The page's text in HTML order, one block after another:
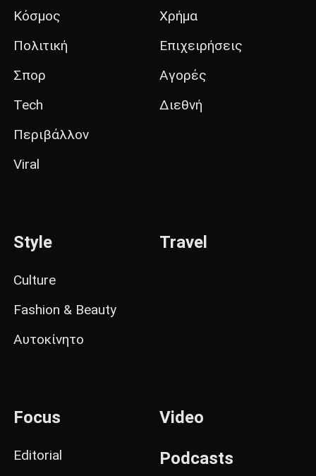
Κόσμος
Πολιτική
Σπορ
Tech
Περιβάλλον
Viral
Χρήμα
Επιχειρήσεις
Αγορές
Διεθνή
Style
Culture
Fashion & Beauty
Αυτοκίνητο
Travel
Focus
Editorial
Video
Podcasts